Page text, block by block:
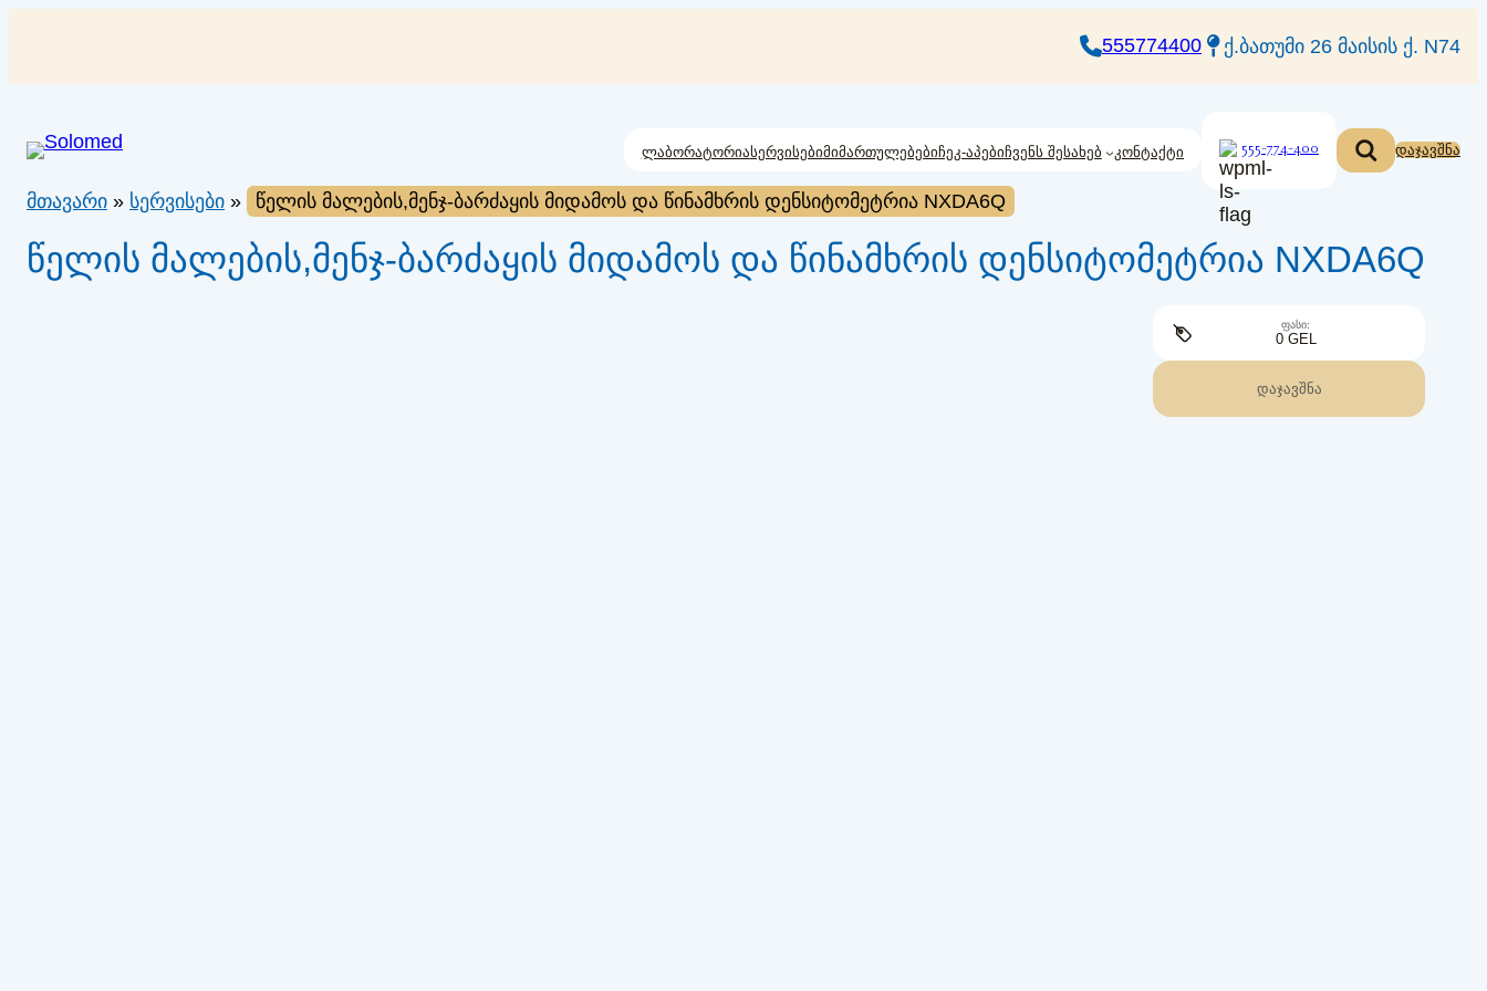
555774400 ქ.ბათუმი 26 მაისის ქ. N74
ლაბორატორიასერვისებიმიმართულებებიჩეკ-აპებიჩვენს შესახებ კონტაქტი 555-774-400 დაჯავშნა
მთავარი » სერვისები » წელის მალების,მენჯ-ბარძაყის მიდამოს და წინამხრის დენსიტომეტრია NXDA6Q
წელის მალების,მენჯ-ბარძაყის მიდამოს და წინამხრის დენსიტომეტრია NXDA6Q
ᲤᲐᲡᲘ:
0 GEL
ᲓᲐᲯᲐᲕᲨᲜᲐ